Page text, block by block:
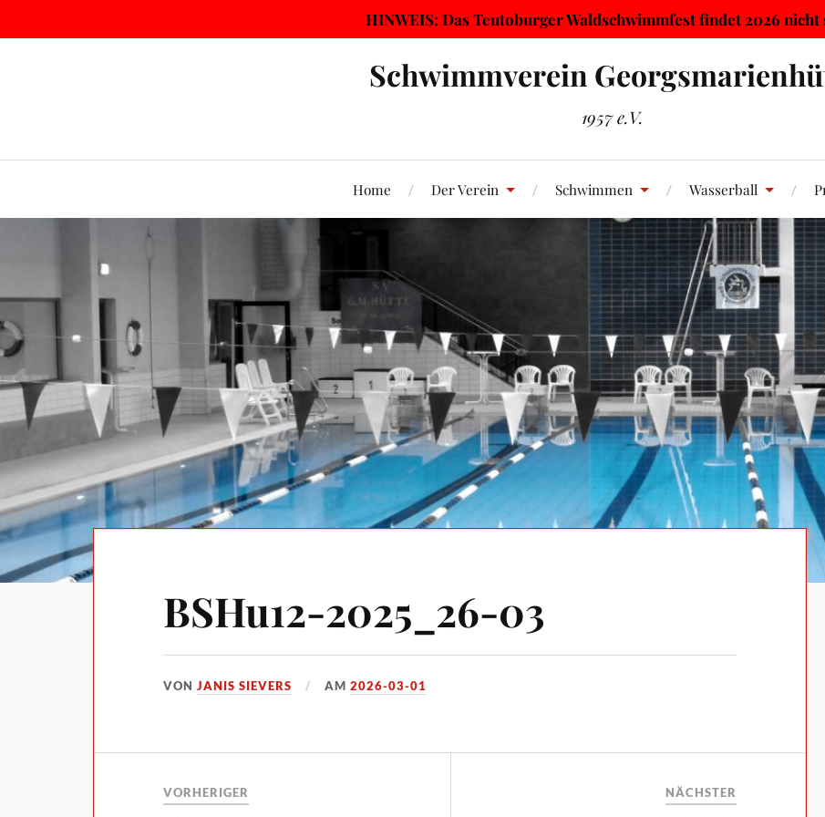
HINWEIS: Das Teutoburger Waldschwimmfest findet 2026 nicht
Schwimmverein
1957 e.V.
Home Der Verein Schwimmen Wasserball
BSHu12-2025_26-03
VONJANIS SIEVERS AM2026-03-01
VORHERIGER NÄCHSTER